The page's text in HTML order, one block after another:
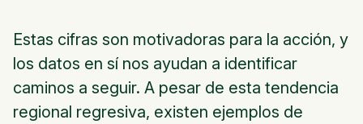
Estas cifras son motivadoras para la acción, y
los datos en sí nos ayudan a identificar
caminos a seguir. A pesar de esta tendencia
regional regresiva, existen ejemplos de